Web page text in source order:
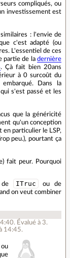
compliqués, ou
investissement est
: l'envie de
c'est adapté (ou
L'essentiel de ces
partie de la dernière
. Çà fait bien 20ans
à 0 surcoût du
Dans la
s'est passé et les
que la généricité
qu'un conception
en particulier le LSP,
peu.), pourtant ça
fait peur. Pourquoi
ITruc ou de
on veut combiner
. Évalué à 3.
14:45.